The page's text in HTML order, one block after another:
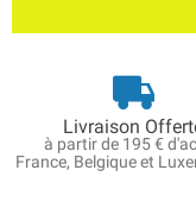
Livraison
à partir de 195 €
France, Belgique et